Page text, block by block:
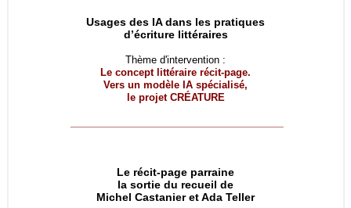
Usages des IA dans les pratiques
d’écriture littéraires
Thème d'intervention :
Le concept littéraire récit-page.
Vers un modèle IA spécialisé,
le projet CRÉATURE
Le récit-page parraine
la sortie du recueil de
Michel Castanier et Ada Teller